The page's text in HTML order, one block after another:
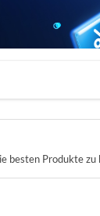
besten Produkte zu